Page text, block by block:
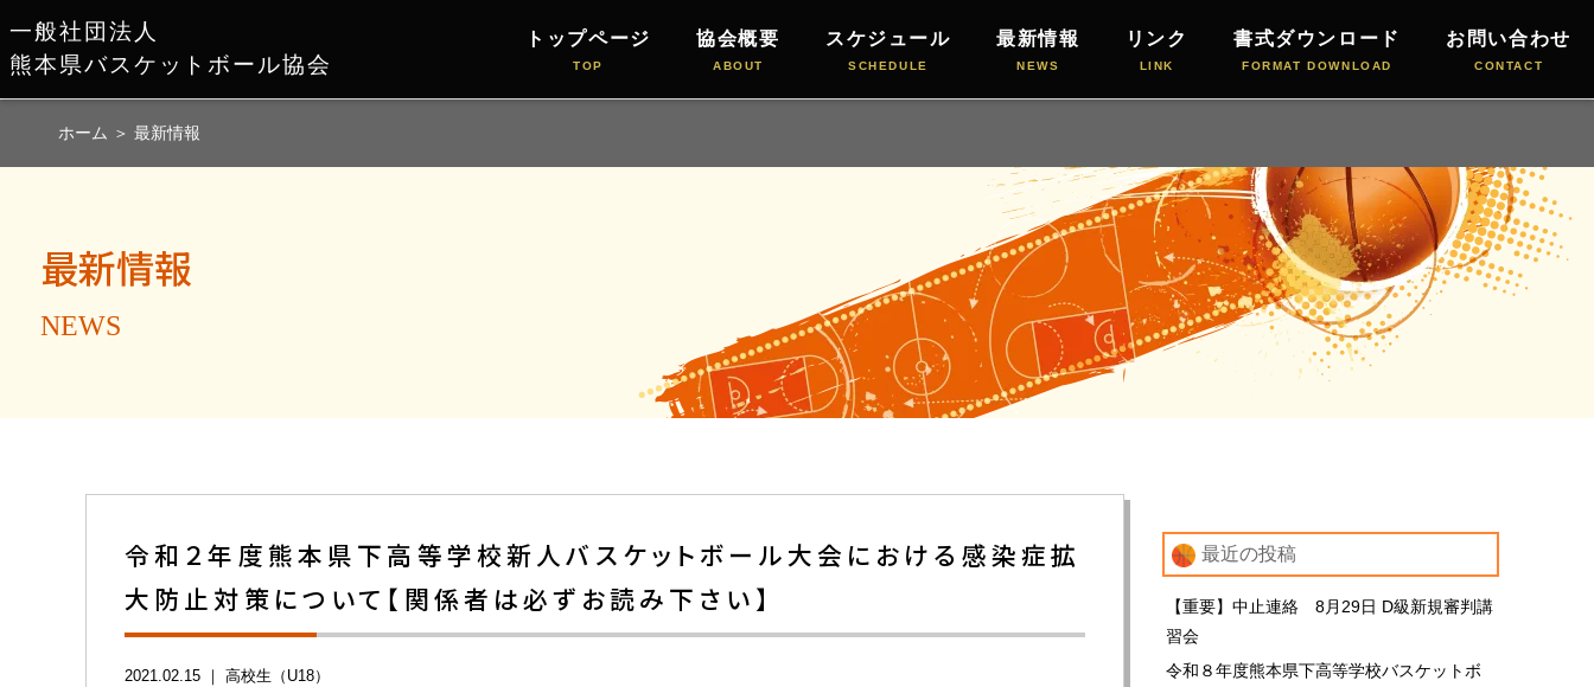
一般社団法人
熊本県バスケットボール協会
トップページ
TOP
協会概要
ABOUT
スケジュール
SCHEDULE
最新情報
NEWS
リンク
LINK
書式ダウンロード
FORMAT DOWNLOAD
お問い合わせ
CONTACT
ホーム ＞ 最新情報
最新情報
NEWS
令和２年度熊本県下高等学校新人バスケットボール大会における感染症拡
大防止対策について【関係者は必ずお読み下さい】
2021.02.15 ｜ 高校生（U18）
最近の投稿
【重要】中止連絡 8月29日 D級新規審判講
習会
令和８年度熊本県下高等学校バスケットボ